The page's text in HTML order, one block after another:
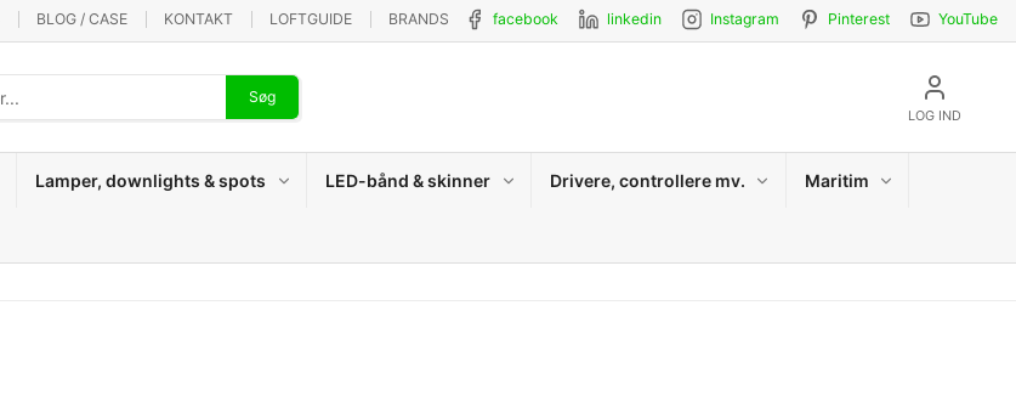
BLOG / CASE KONTAKT LOFTGUIDE BRANDS facebook linkedin Instagram Pinterest YouTube
Søg
LOG IND
Lamper, downlights & spots LED-bånd & skinner Drivere, controllere mv. Maritim